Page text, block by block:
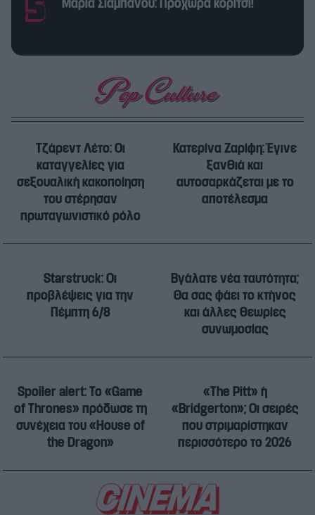
Μαρία Σιαμπάνου: Προχώρα κορίτσι!
Τζάρεντ Λέτo: Οι
καταγγελίες για
σεξουαλική κακοποίηση
του στέρησαν
πρωταγωνιστικό ρόλο
Κατερίνα Ζαρίφη: Έγινε
ξανθιά και
αυτοσαρκάζεται με το
αποτέλεσμα
Starstruck: Οι
προβλέψεις για την
Πέμπτη 6/8
Βγάλατε νέα ταυτότητα;
Θα σας φάει το κτήνος
και άλλες θεωρίες
συνωμοσίας
Spoiler alert: Το «Game
of Thrones» πρόδωσε τη
συνέχεια του «House of
the Dragon»
«The Pitt» ή
«Bridgerton»; Οι σειρές
που στριμαρίστηκαν
περισσότερο το 2026